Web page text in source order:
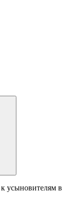
усыновителям в